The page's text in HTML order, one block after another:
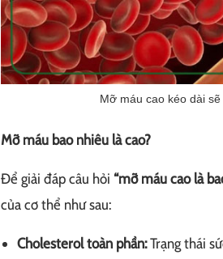
Mỡ máu cao kéo dài
Mỡ máu bao nhiêu là cao?
Để giải đáp câu hỏi “mỡ máu cao là
của cơ thể như sau:
Cholesterol toàn phần:Trạng thái